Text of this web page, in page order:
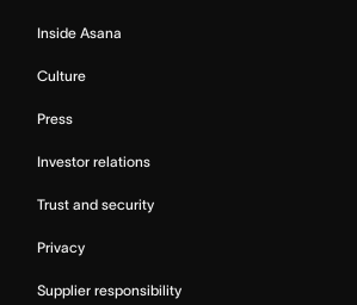
Inside Asana
Culture
Press
Investor relations
Trust and security
Privacy
Supplier responsibility